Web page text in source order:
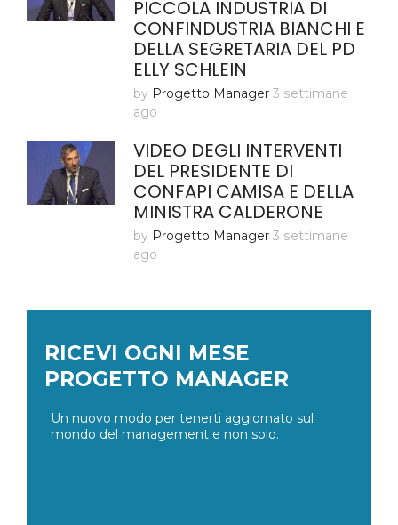
PICCOLA INDUSTRIA DI
CONFINDUSTRIA BIANCHI E
DELLA SEGRETARIA DEL PD
ELLY SCHLEIN
by Progetto Manager 3 settimane
ago
VIDEO DEGLI INTERVENTI
DEL PRESIDENTE DI
CONFAPI CAMISA E DELLA
MINISTRA CALDERONE
by Progetto Manager 3 settimane
ago
RICEVI OGNI MESE
PROGETTO MANAGER
Un nuovo modo per tenerti aggiornato sul
mondo del management e non solo.